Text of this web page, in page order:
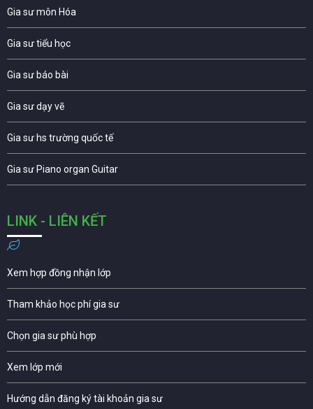
Gia sư môn Hóa
Gia sư tiểu học
Gia sư báo bài
Gia sư dạy vẽ
Gia sư hs trường quốc tế
Gia sư Piano organ Guitar
LINK - LIÊN KẾT
Xem hợp đồng nhận lớp
Tham khảo học phí gia sư
Chọn gia sư phù hợp
Xem lớp mới
Hướng dẫn đăng ký tài khoản gia sư